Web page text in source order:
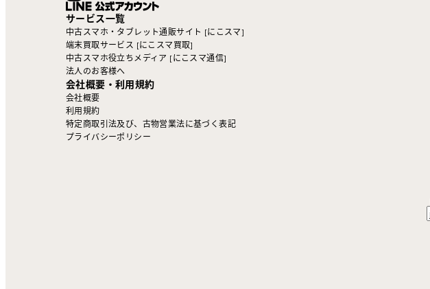
サービス一覧
中古スマホ・タブレット通販サイト [にこスマ]
端末買取サービス [にこスマ買取]
中古スマホ役立ちメディア [にこスマ通信]
法人のお客様へ
会社概要・利用規約
会社概要
利用規約
特定商取引法及び、古物営業法に基づく表記
プライバシーポリシー